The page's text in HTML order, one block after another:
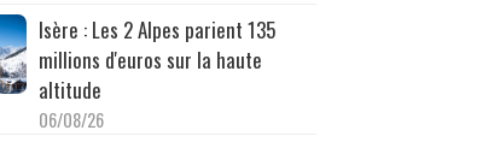
Isère : Les 2 Alpes parient 135
millions d'euros sur la haute
altitude
06/08/26